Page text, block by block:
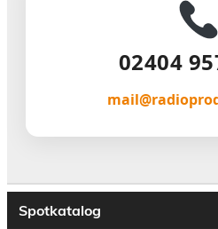
02404
Spotkatalog